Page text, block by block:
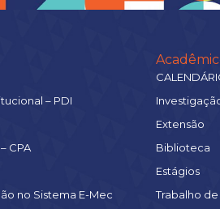
– PDI
CPA
no Sistema E-Mec
Extensão
Biblioteca
Estágios
Trabalho de